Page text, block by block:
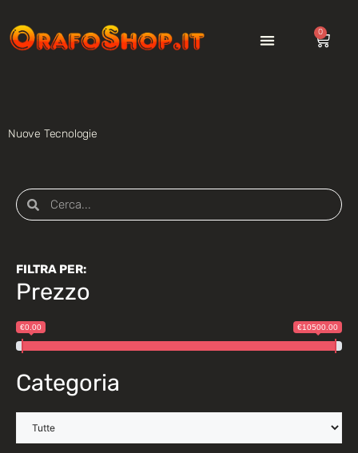
0
Nuove Tecnologie
FILTRA PER:
Prezzo
€0.00 €10500.00
Categoria